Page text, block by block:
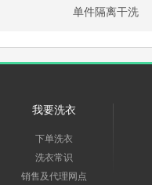
单件隔离干洗
我要洗衣
下单洗衣
洗衣常识
销售及代理网点